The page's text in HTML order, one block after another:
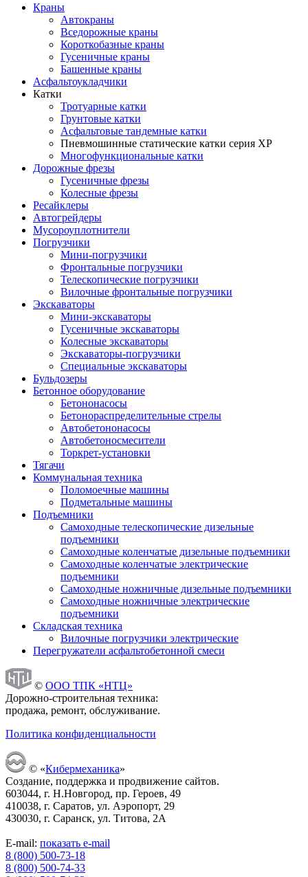
Краны
Автокраны
Вседорожные краны
Короткобазные краны
Гусеничные краны
Башенные краны
Асфальтоукладчики
Катки
Тротуарные катки
Грунтовые катки
Асфальтовые тандемные катки
Пневмошинные статические катки серия XP
Многофункциональные катки
Дорожные фрезы
Гусеничные фрезы
Колесные фрезы
Ресайклеры
Автогрейдеры
Мусороуплотнители
Погрузчики
Мини-погрузчики
Фронтальные погрузчики
Телескопические погрузчики
Вилочные фронтальные погрузчики
Экскаваторы
Мини-экскаваторы
Гусеничные экскаваторы
Колесные экскаваторы
Экскаваторы-погрузчики
Специальные экскаваторы
Бульдозеры
Бетонное оборудование
Бетононасосы
Бетонораспределительные стрелы
Автобетононасосы
Автобетоносмесители
Торкрет-установки
Тягачи
Коммунальная техника
Поломоечные машины
Подметальные машины
Подъемники
Самоходные телескопические дизельные
подъемники
Самоходные коленчатые дизельные подъемники
Самоходные коленчатые электрические
подъемники
Самоходные ножничные дизельные подъемники
Самоходные ножничные электрические
подъемники
Складская техника
Вилочные погрузчики электрические
Перегружатели асфальтобетонной смеси
© ООО ТПК «НТЦ»
Дорожно-строительная техника:
продажа, ремонт, обслуживание.
Политика конфиденциальности
© «Кибермеханика»
Создание, поддержка и продвижение сайтов.
603044, г. Н.Новгород, пр. Героев, 49
410038, г. Саратов, ул. Аэропорт, 29
430030, г. Саранск, ул. Титова, 2А
E-mail: показать e-mail
8 (800) 500-73-18
8 (800) 500-74-33